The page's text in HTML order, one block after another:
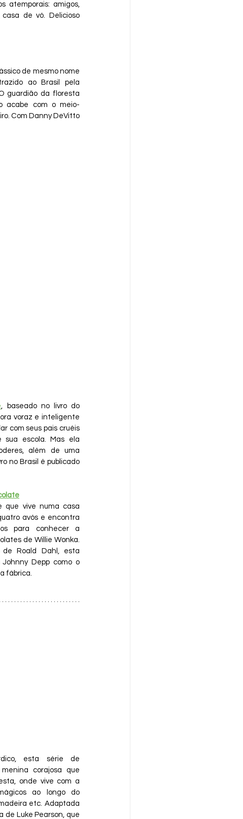
atemporais: amigos,
de vó. Delicioso
de mesmo nome
ao Brasil pela
guardião da floresta
acabe com o meio-
Com Danny DeVitto
, baseado no livro do
voraz e inteligente
com seus pais cruéis
escola. Mas ela
além de uma
no Brasil é publicado
que vive numa casa
avós e encontra
para conhecer a
de Willie Wonka.
de Roald Dahl, esta
Depp como o
fábrica.
esta série de
corajosa que
onde vive com a
ao longo do
etc. Adaptada
de Luke Pearson, que